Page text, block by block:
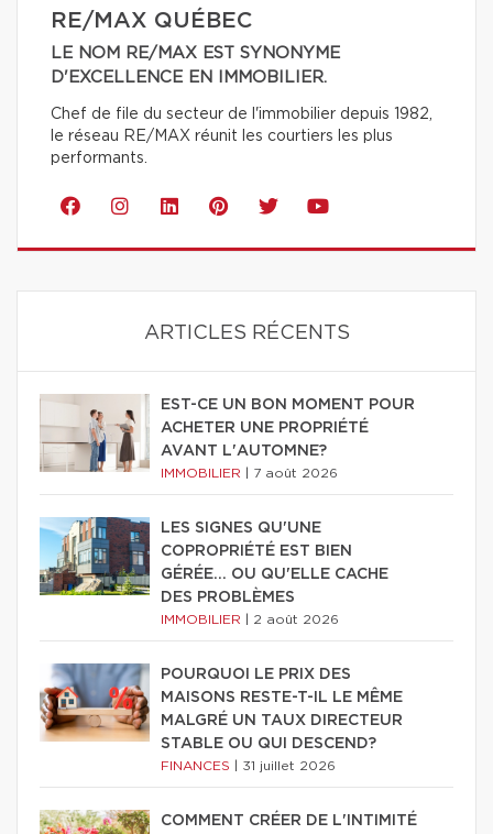
RE/MAX QUÉBEC
LE NOM RE/MAX EST SYNONYME
D'EXCELLENCE EN IMMOBILIER.
Chef de file du secteur de l'immobilier depuis 1982,
le réseau RE/MAX réunit les courtiers les plus
performants.
ARTICLES RÉCENTS
EST-CE UN BON MOMENT POUR
ACHETER UNE PROPRIÉTÉ
AVANT L'AUTOMNE?
IMMOBILIER 7 août 2026
LES SIGNES QU'UNE
COPROPRIÉTÉ EST BIEN
GÉRÉE… OU QU'ELLE CACHE
DES PROBLÈMES
IMMOBILIER 2 août 2026
POURQUOI LE PRIX DES
MAISONS RESTE-T-IL LE MÊME
MALGRÉ UN TAUX DIRECTEUR
STABLE OU QUI DESCEND?
FINANCES 31 juillet 2026
COMMENT CRÉER DE L'INTIMITÉ